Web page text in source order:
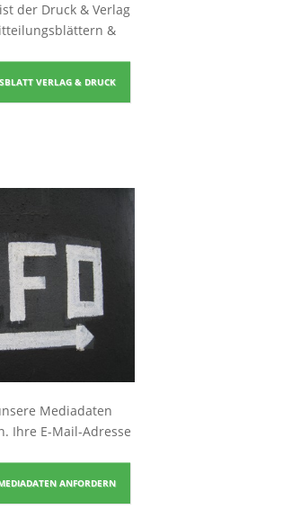
der Druck & Verlag
&
VERLAG & DRUCK
Mediadaten
. Ihre E-Mail-Adresse
ANFORDERN